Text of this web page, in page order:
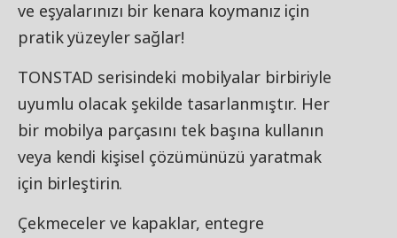
ve eşyalarınızı bir kenara koymanız için
pratik yüzeyler sağlar!
TONSTAD serisindeki mobilyalar birbiriyle
uyumlu olacak şekilde tasarlanmıştır. Her
bir mobilya parçasını tek başına kullanın
veya kendi kişisel çözümünüzü yaratmak
için birleştirin.
Çekmeceler ve kapaklar, entegre